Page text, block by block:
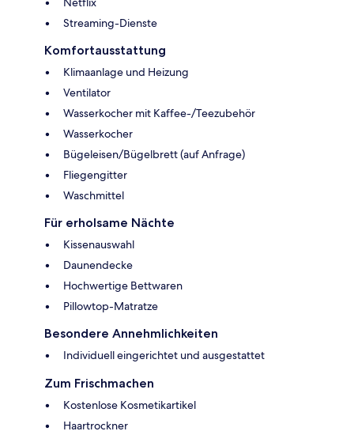
Streaming-Dienste
Komfortausstattung
Klimaanlage und Heizung
Ventilator
Wasserkocher mit Kaffee-/Teezubehör
Wasserkocher
Bügeleisen/Bügelbrett (auf Anfrage)
Fliegengitter
Waschmittel
Für erholsame Nächte
Kissenauswahl
Daunendecke
Hochwertige Bettwaren
Pillowtop-Matratze
Besondere Annehmlichkeiten
Individuell eingerichtet und ausgestattet
Zum Frischmachen
Kostenlose Kosmetikartikel
Haartrockner